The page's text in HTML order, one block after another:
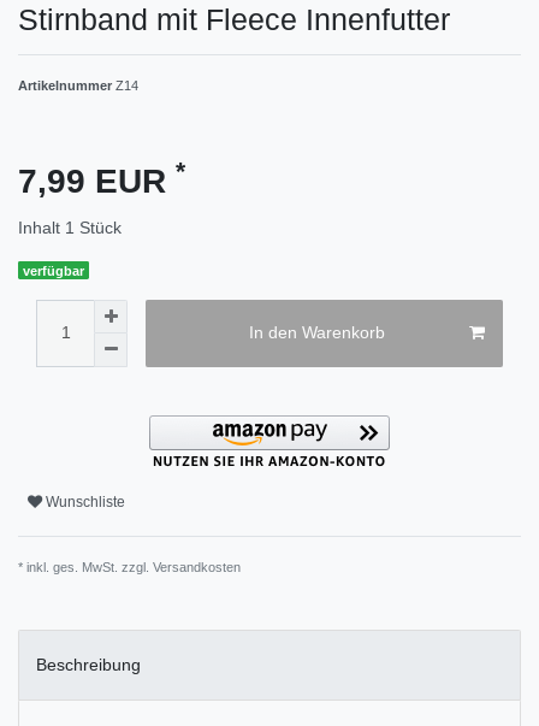
Stirnband mit Fleece Innenfutter
Artikelnummer Z14
7,99 EUR *
Inhalt 1 Stück
verfügbar
In den Warenkorb
Wunschliste
* inkl. ges. MwSt. zzgl. Versandkosten
Beschreibung